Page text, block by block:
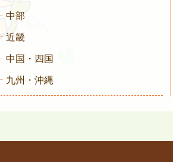
中部
近畿
中国・四国
九州・沖縄